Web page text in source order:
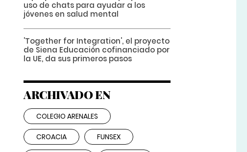
uso de chats para ayudar a los
jóvenes en salud mental
'Together for Integration', el proyecto
de Siena Educación cofinanciado por
la UE, da sus primeros pasos
ARCHIVADO EN
COLEGIO ARENALES
CROACIA FUNSEX